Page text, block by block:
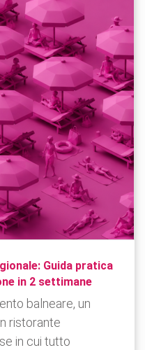
Guida pratica
in 2 settimane
balneare, un
ristorante
in cui tutto